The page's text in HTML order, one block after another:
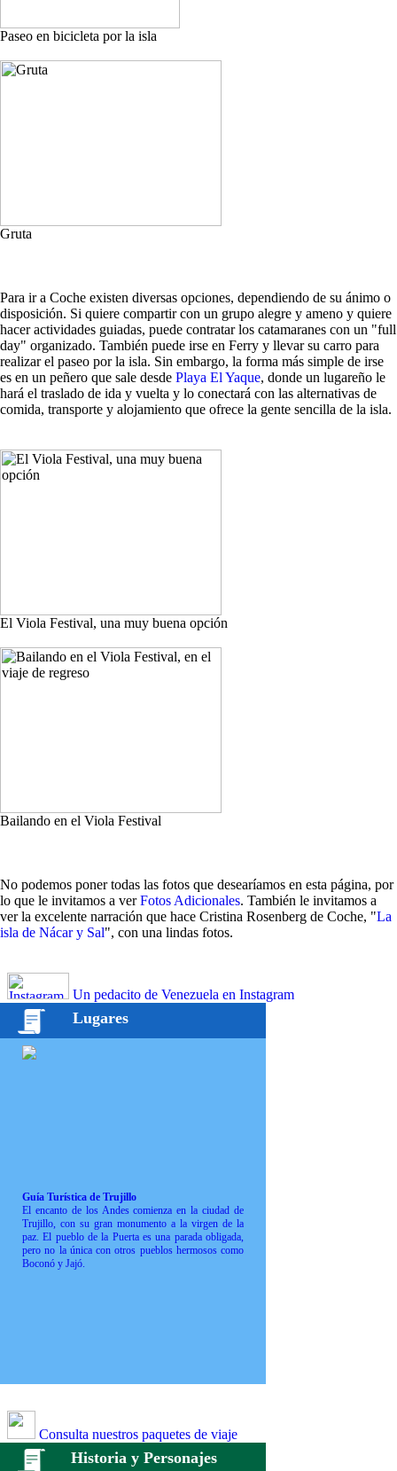
Paseo en bicicleta por la isla
Gruta
Para ir a Coche existen diversas opciones, dependiendo de su ánimo o
disposición. Si quiere compartir con un grupo alegre y ameno y quiere
hacer actividades guiadas, puede contratar los catamaranes con un "full
day" organizado. También puede irse en Ferry y llevar su carro para
realizar el paseo por la isla. Sin embargo, la forma más simple de irse
es en un peñero que sale desde Playa El Yaque, donde un lugareño le
hará el traslado de ida y vuelta y lo conectará con las alternativas de
comida, transporte y alojamiento que ofrece la gente sencilla de la isla.
El Viola Festival, una muy buena opción
Bailando en el Viola Festival
No podemos poner todas las fotos que desearíamos en esta página, por
lo que le invitamos a verFotos Adicionales. También le invitamos a
ver la excelente narración que hace Cristina Rosenberg de Coche, "La
isla de Nácar y Sal", con una lindas fotos.
Un pedacito de Venezuela en Instagram
Lugares
Guía Turística de Trujillo
El encanto de los Andes comienza en la ciudad de
Trujillo, con su gran monumento a la virgen de la
paz. El pueblo de la Puerta es una parada obligada,
pero no la única con otros pueblos hermosos como
Boconó y Jajó.
Consulta nuestros paquetes de viaje
Historia y Personajes